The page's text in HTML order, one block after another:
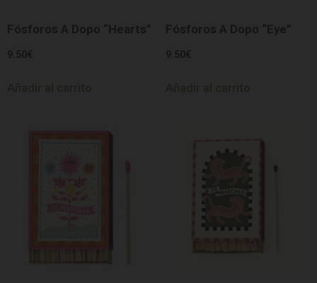
Fósforos A Dopo “Hearts”
9.50€
Fósforos A Dopo “Eye”
9.50€